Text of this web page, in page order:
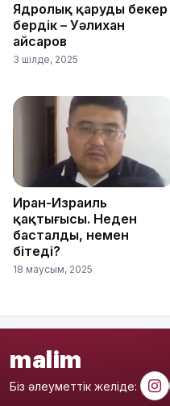
Ядролық қаруды бекер
бердік – Уәлихан
Қайсаров
3 шілде, 2025
Иран-Израиль
қақтығысы. Неден
басталды, немен
бітеді?
18 маусым, 2025
malim
Біз әлеуметтік желіде: